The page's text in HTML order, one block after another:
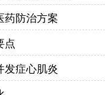
药防治方案
点
发症心肌炎